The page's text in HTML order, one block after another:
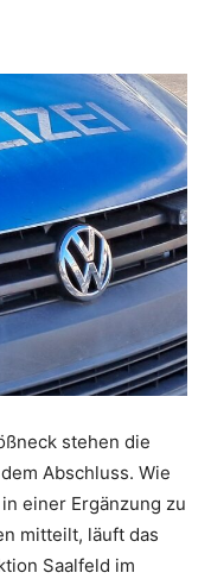
stehen die
Abschluss. Wie
einer Ergänzung zu
mitteilt, läuft das
Saalfeld im